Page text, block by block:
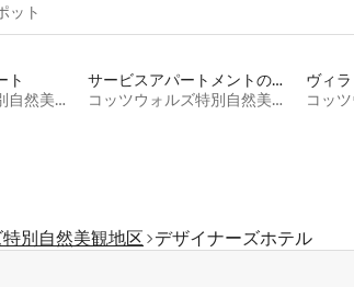
ット
ト
コッツウォルズ特別自然美観地区
サービスアパートメントの宿泊施設
コッツウォルズ特別自然美観地区
ヴィラ
別自然美観地区 デザイナーズホテル